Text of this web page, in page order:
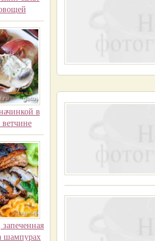
в
шампурах